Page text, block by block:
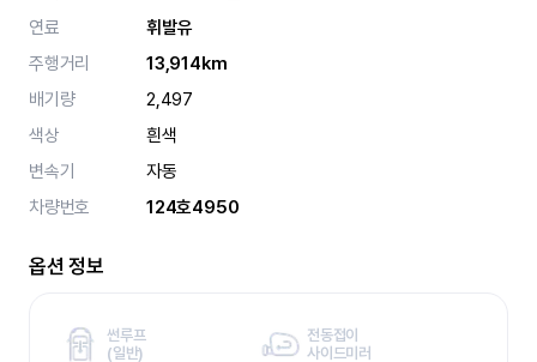
연료
휘발유
주행거리
13,914km
배기량
2,497
색상
흰색
변속기
자동
차량번호
124호4950
옵션 정보
썬루프
(일반)
전동접이
사이드미러